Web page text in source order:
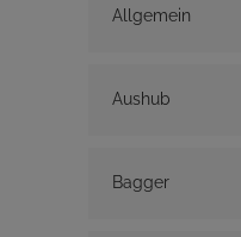
Allgemein
Aushub
Bagger